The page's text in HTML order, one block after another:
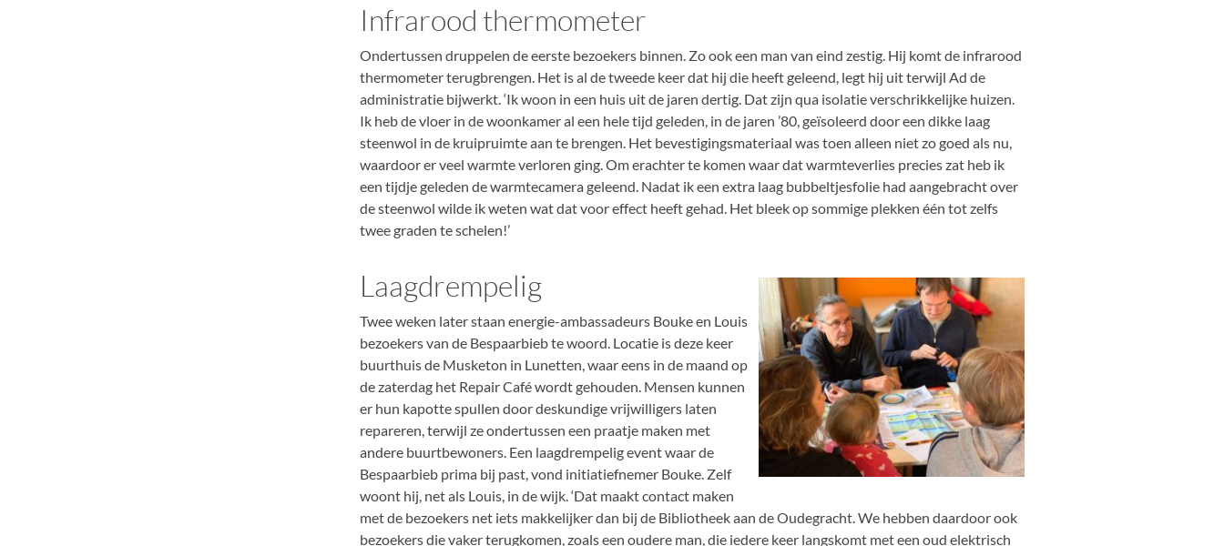
Infrarood thermometer
Ondertussen druppelen de eerste bezoekers binnen. Zo ook een man van eind zestig. Hij komt de infrarood
thermometer terugbrengen. Het is al de tweede keer dat hij die heeft geleend, legt hij uit terwijl Ad de
administratie bijwerkt. ‘Ik woon in een huis uit de jaren dertig. Dat zijn qua isolatie verschrikkelijke huizen.
Ik heb de vloer in de woonkamer al een hele tijd geleden, in de jaren ’80, geïsoleerd door een dikke laag
steenwol in de kruipruimte aan te brengen. Het bevestigingsmateriaal was toen alleen niet zo goed als nu,
waardoor er veel warmte verloren ging. Om erachter te komen waar dat warmteverlies precies zat heb ik
een tijdje geleden de warmtecamera geleend. Nadat ik een extra laag bubbeltjesfolie had aangebracht over
de steenwol wilde ik weten wat dat voor effect heeft gehad. Het bleek op sommige plekken één tot zelfs
twee graden te schelen!’
Laagdrempelig
Twee weken later staan energie-ambassadeurs Bouke en Louis
bezoekers van de Bespaarbieb te woord. Locatie is deze keer
buurthuis de Musketon in Lunetten, waar eens in de maand op
de zaterdag het Repair Café wordt gehouden. Mensen kunnen
er hun kapotte spullen door deskundige vrijwilligers laten
repareren, terwijl ze ondertussen een praatje maken met
andere buurtbewoners. Een laagdrempelig event waar de
Bespaarbieb prima bij past, vond initiatiefnemer Bouke. Zelf
woont hij, net als Louis, in de wijk. ‘Dat maakt contact maken
met de bezoekers net iets makkelijker dan bij de Bibliotheek aan de Oudegracht. We hebben daardoor ook
bezoekers die vaker terugkomen, zoals een oudere man, die iedere keer langskomt met een oud elektrisch